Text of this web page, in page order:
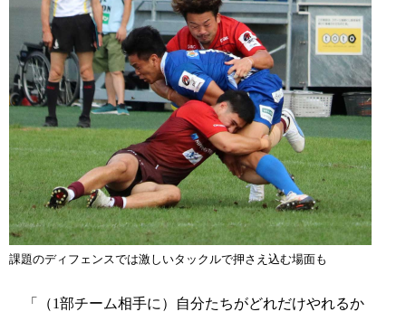
課題のディフェンスでは激しいタックルで押さえ込む場面も
「（1部チーム相手に）自分たちがどれだけやれるか